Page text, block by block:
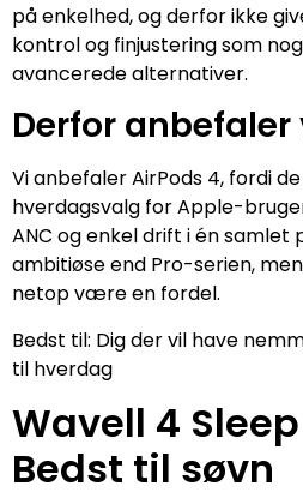
på enkelhed, og derfor ikke
kontrol og finjustering som
avancerede alternativer.
Derfor anbefaler
Vi anbefaler AirPods 4, fordi
hverdagsvalg for Apple-
ANC og enkel drift i én samlet
ambitiøse end Pro-serien,
netop være en fordel.
Bedst til: Dig der vil have
til hverdag
Wavell 4
Bedst til søvn